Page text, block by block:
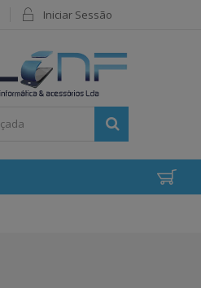
Iniciar Sessão